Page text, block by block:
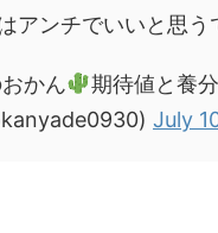
アンチでいいと思う
かん
期待値と養
July